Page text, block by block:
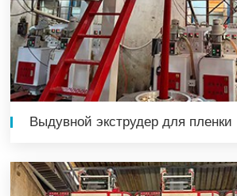
Выдувной экструдер для пленки